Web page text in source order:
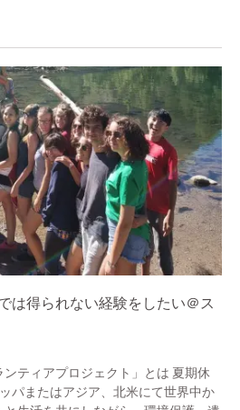
は得られない経験をしたい＠ス
ティアプロジェクト」とは 夏期休
パまたはアジア、北米にて世界中か